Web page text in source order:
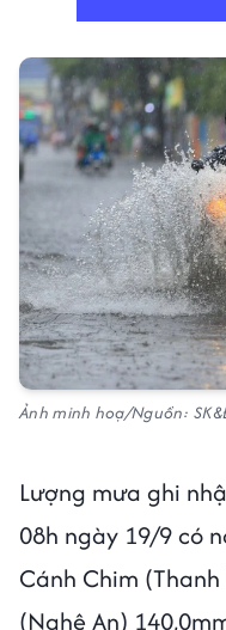
Ảnh minh hoạ/Nguồn:
Lượng mưa ghi
08h ngày 19/9 có
Cánh Chim
(Nghệ An)